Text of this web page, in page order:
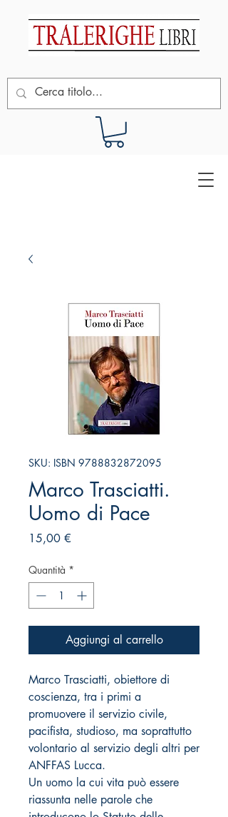
SKU: ISBN 9788832872095
Marco Trasciatti.
Uomo di Pace
15,00 €
Quantità *
Aggiungi al carrello
Marco Trasciatti, obiettore di
coscienza, tra i primi a
promuovere il servizio civile,
pacifista, studioso, ma soprattutto
volontario al servizio degli altri per
ANFFAS Lucca.
Un uomo la cui vita può essere
riassunta nelle parole che